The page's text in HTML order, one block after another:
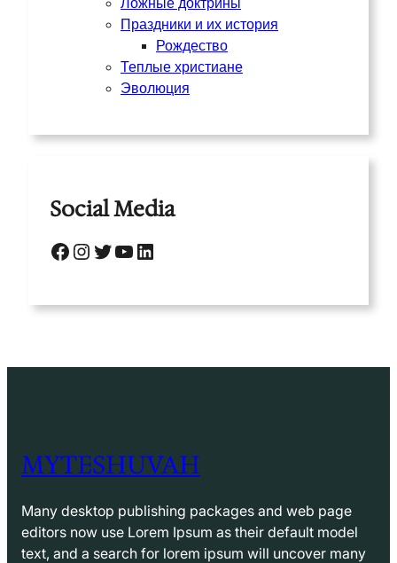
Ложные доктрины
Праздники и их история
Рождество
Теплые христиане
Эволюция
Social Media
Facebook Instagram Twitter YouTube LinkedIn
MYTESHUVAH
Many desktop publishing packages and web page
editors now use Lorem Ipsum as their default model
text, and a search for lorem ipsum will uncover many